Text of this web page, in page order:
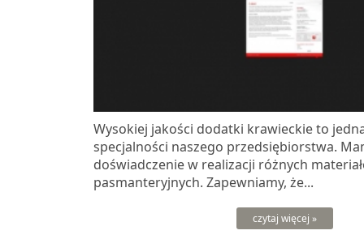
Wysokiej jakości dodatki krawieckie to
specjalności naszego przedsiębiorstwa.
doświadczenie w realizacji różnych
pasmanteryjnych. Zapewniamy, że...
czytaj więcej »